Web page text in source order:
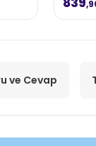
ve Cevap